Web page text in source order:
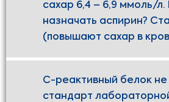
сахар 6,4 – 6,9 ммоль/л.
назначать аспирин?
(повышают сахар в
С-реактивный белок не
стандарт